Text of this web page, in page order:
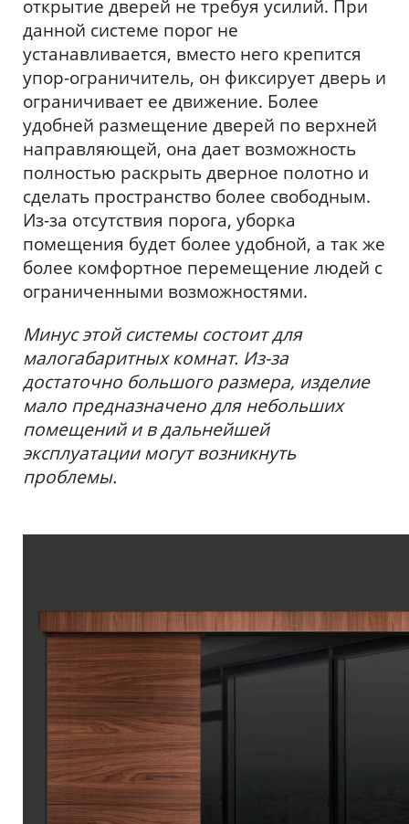
открытие дверей не требуя усилий. При
данной системе порог не
устанавливается, вместо него крепится
упор-ограничитель, он фиксирует дверь и
ограничивает ее движение. Более
удобней размещение дверей по верхней
направляющей, она дает возможность
полностью раскрыть дверное полотно и
сделать пространство более свободным.
Из-за отсутствия порога, уборка
помещения будет более удобной, а так же
более комфортное перемещение людей с
ограниченными возможностями.
Минус этой системы состоит для
малогабаритных комнат. Из-за
достаточно большого размера, изделие
мало предназначено для небольших
помещений и в дальнейшей
эксплуатации могут возникнуть
проблемы.